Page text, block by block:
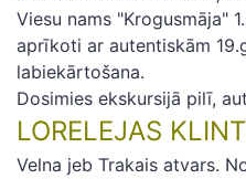
Viesu nams "Krogusmāja"
aprīkoti ar autentiskām
labiekārtošana.
Dosimies ekskursijā pilī,
LORELEJAS
Velna jeb Trakais atvars.